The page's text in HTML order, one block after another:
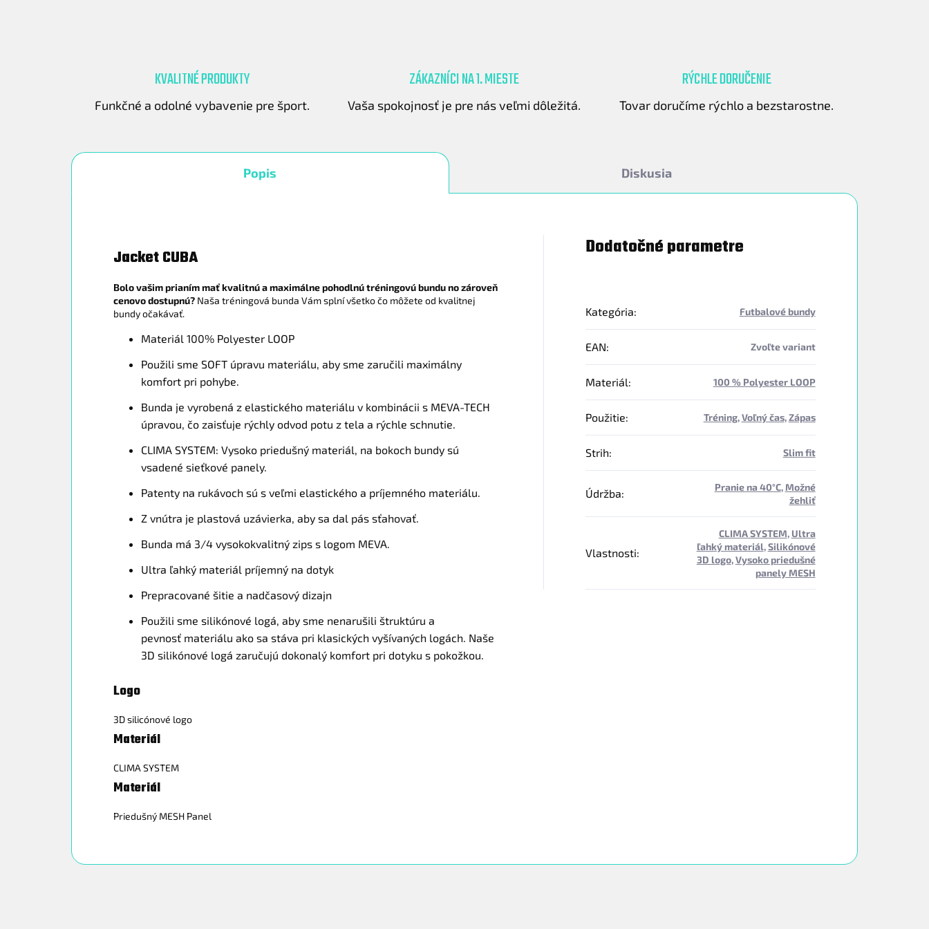
KVALITNÉ PRODUKTY
Funkčné a odolné vybavenie pre šport.
ZÁKAZNÍCI NA 1. MIESTE
Vaša spokojnosť je pre nás veľmi dôležitá.
RÝCHLE DORUČENIE
Tovar doručíme rýchlo a bezstarostne.
Popis Diskusia
Jacket CUBA
Bolo vašim prianím mať kvalitnú a maximálne pohodlnú tréningovú bundu no zároveň
cenovo dostupnú? Naša tréningová bunda Vám splní všetko čo môžete od kvalitnej
bundy očakávať.
Materiál 100% Polyester LOOP
Použili sme SOFT úpravu materiálu, aby sme zaručili maximálny
komfort pri pohybe.
Bunda je vyrobená z elastického materiálu v kombinácii s MEVA-TECH
úpravou, čo zaisťuje rýchly odvod potu z tela a rýchle schnutie.
CLIMA SYSTEM: Vysoko priedušný materiál, na bokoch bundy sú
vsadené sieťkové panely.
Patenty na rukávoch sú s veľmi elastického a príjemného materiálu.
Z vnútra je plastová uzávierka, aby sa dal pás sťahovať.
Bunda má 3/4 vysokokvalitný zips s logom MEVA.
Ultra ľahký materiál príjemný na dotyk
Prepracované šitie a nadčasový dizajn
Použili sme silikónové logá, aby sme nenarušili štruktúru a
pevnosť materiálu ako sa stáva pri klasických vyšívaných logách. Naše
3D silikónové logá zaručujú dokonalý komfort pri dotyku s pokožkou.
Logo
3D silicónové logo
Materiál
CLIMA SYSTEM
Materiál
Priedušný MESH Panel
Dodatočné parametre
Kategória: Futbalové bundy
EAN: Zvoľte variant
Materiál: 100 % Polyester LOOP
Použitie: Tréning,Voľný čas,Zápas
Strih: Slim fit
Údržba: Pranie na 40°C, Možné
žehliť
Vlastnosti:
CLIMA SYSTEM, Ultra
ľahký materiál,Silikónové
3D logo,Vysoko priedušné
panely MESH